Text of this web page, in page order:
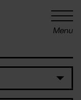
Menu